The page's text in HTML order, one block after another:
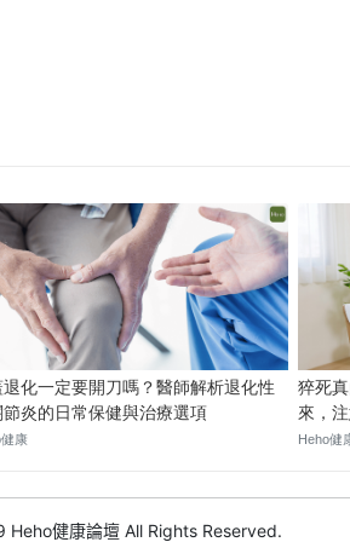
Heho健康論壇 All Rights Reserved.